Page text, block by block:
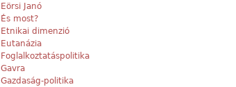
Eörsi Janó
És most?
Etnikai dimenzió
Eutanázia
Foglalkoztatáspolitika
Gavra
Gazdaság-politika